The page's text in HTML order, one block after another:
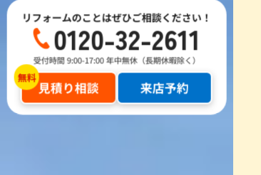
リフォームのことはぜひご相談ください！
0120-32-2611
受付時間 9:00-17:00 年中無休（長期休暇除く）
見積り相談 来店予約